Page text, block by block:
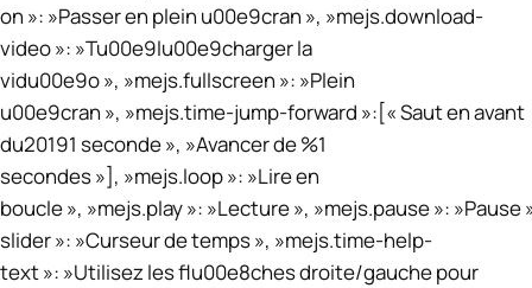
on »: »Passer en plein u00e9cran », »mejs.download-
video »: »Tu00e9lu00e9charger la
vidu00e9o », »mejs.fullscreen »: »Plein
u00e9cran », »mejs.time-jump-forward »:[« Saut en avant
du20191 seconde », »Avancer de %1
secondes »], »mejs.loop »: »Lire en
boucle », »mejs.play »: »Lecture », »mejs.pause »:
slider »: »Curseur de temps », »mejs.time-help-
text »: »Utilisez les flu00e8ches droite/gauche pour